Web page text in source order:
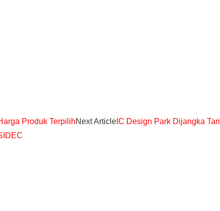
Produk TerpilihNext Article IC Design Park Dijangka